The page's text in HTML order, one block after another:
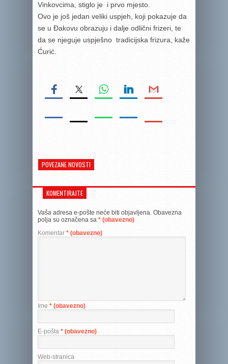
Vinkovcima, stiglo je i prvo mjesto.
Ovo je još jedan veliki uspjeh, koji pokazuje da
se u Đakovu obrazuju i dalje odlični frizeri, te
da se njeguje uspješno tradicijska frizura, kaže
Ćurić.
POVEZANE NOVOSTI
KOMENTIRAJTE
Vaša adresa e-pošte neće biti objavljena. Obavezna
polja su označena sa * (obavezno)
Komentar * (obavezno)
Ime * (obavezno)
E-pošta * (obavezno)
Web-stranica